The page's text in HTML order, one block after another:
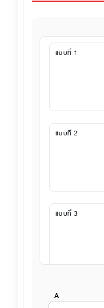
แบบที่ 1
แบบที่ 2
แบบที่ 3
แบบที่ 4
A